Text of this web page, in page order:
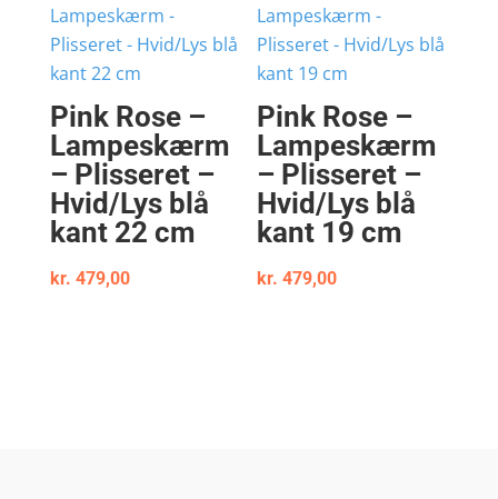
Pink Rose –
Lampeskærm
– Plisseret –
Hvid/Lys blå
kant 22 cm
kr. 479,00
Pink Rose –
Lampeskærm
– Plisseret –
Hvid/Lys blå
kant 19 cm
kr. 479,00